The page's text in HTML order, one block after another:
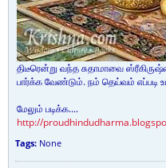
திடீரென்று வந்த சுதாமாவை
பார்க்க வேண்டும். நம் தெய்வம் எப்படி
மேலும் படிக்க....
http://
Tags: None